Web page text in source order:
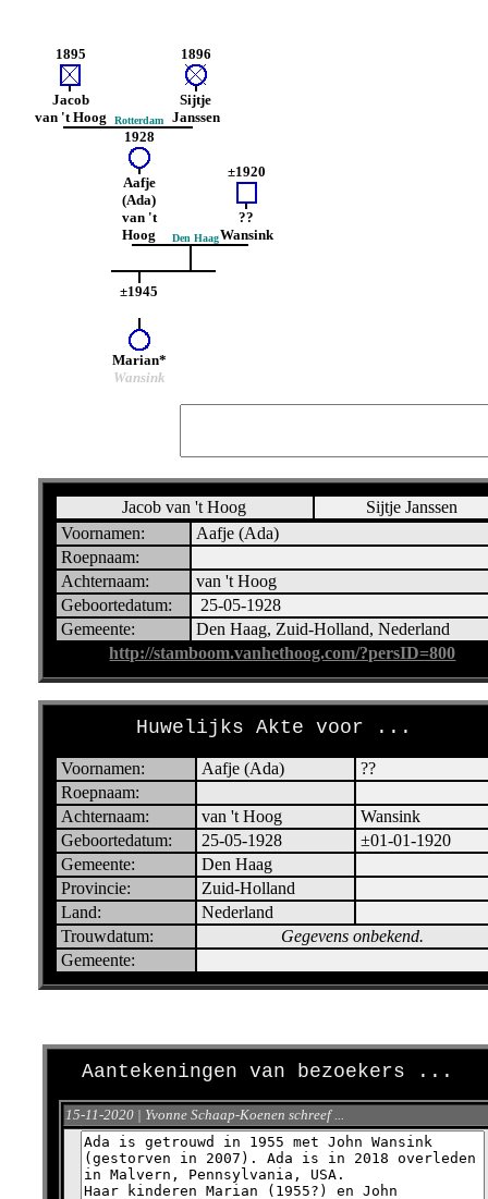
1895
Jacob
van 't Hoog
Rotterdam
1896
Sijtje
Janssen
1928
Aafje
(Ada)
van 't
Hoog
Den Haag
±1920
??
Wansink
±1945
Marian*
Wansink
Jacob van 't Hoog
Sijtje Janssen
Voornamen:
Aafje (Ada)
Roepnaam:
Achternaam:
van 't Hoog
Geboortedatum:
25-05-1928
Gemeente:
Den Haag, Zuid-Holland, Nederland
http://stamboom.vanhethoog.com/?persID=800
Huwelijks Akte voor ...
Voornamen: Aafje (Ada)
??
Roepnaam:
Achternaam:
van 't Hoog
Wansink
Geboortedatum:
25-05-1928
±01-01-1920
Gemeente:
Den Haag
Provincie:
Zuid-Holland
Land:
Nederland
Trouwdatum:
Gegevens onbekend.
Gemeente:
Aantekeningen van bezoekers ...
15-11-2020 | Yvonne Schaap-Koenen schreef ...